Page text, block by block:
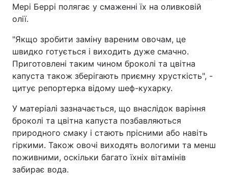
Мері Беррі полягає у смаженні їх на оливковій
олії.
"Якщо зробити заміну вареним овочам, це
швидко готується і виходить дуже смачно.
Приготовлені таким чином броколі та цвітна
капуста також зберігають приємну хрусткість", -
цитує репортерка відому шеф-кухарку.
У матеріалі зазначається, що внаслідок варіння
броколі та цвітна капуста позбавляються
природного смаку і стають прісними або навіть
гіркими. Також овочі виходять вологими та менш
поживними, оскільки багато їхніх вітамінів
забирає вода.